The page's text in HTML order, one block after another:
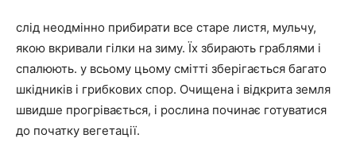
слід неодмінно прибирати все старе листя, мульчу,
якою вкривали гілки на зиму. Їх збирають граблями і
спалюють. у всьому цьому смітті зберігається багато
шкідників і грибкових спор. Очищена і відкрита земля
швидше прогрівається, і рослина починає готуватися
до початку вегетації.